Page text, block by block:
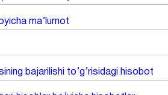
ma’lumot
bajarilishi to’g’risidagi hisobot